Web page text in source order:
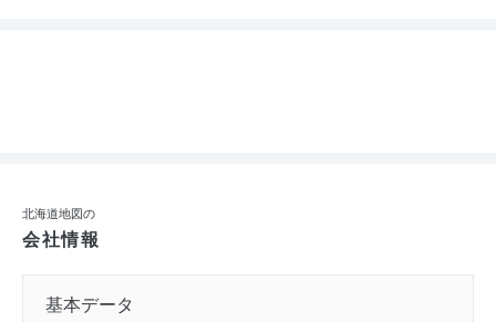
北海道地図の
会社情報
基本データ